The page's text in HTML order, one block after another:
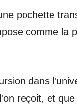
pochette
comme la
dans
reçoit, et